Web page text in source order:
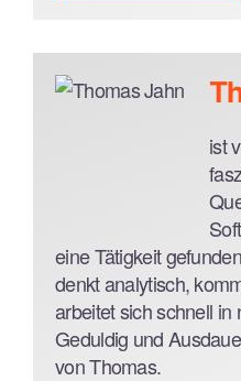
React, Vue, Vuex,
Node, Express,
npm, yarn,
mongoDB, sqlite,
Jest, Cypress,
Docker, Kubernetes
JavaScript /
PHP
Python
CSS / SASS /
Agile SW-
GraphQL APIs
Tools und
ist
eine Tätigkeit
denkt analytisch,
arbeitet sich schnell
Geduldig und
von Thomas.